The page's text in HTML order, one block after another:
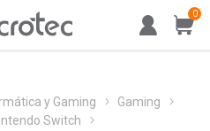
0
y Gaming
Gaming
Switch